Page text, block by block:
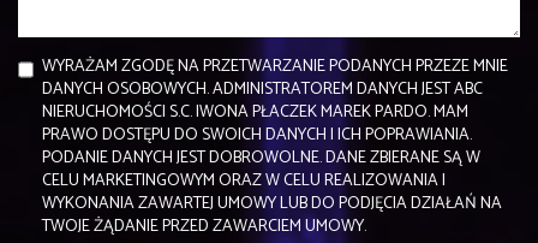
WYRAŻAM ZGODĘ NA PRZETWARZANIE PODANYCH PRZEZE MNIE
DANYCH OSOBOWYCH. ADMINISTRATOREM DANYCH JEST ABC
NIERUCHOMOŚCI S.C. IWONA PŁACZEK MAREK PARDO. MAM
PRAWO DOSTĘPU DO SWOICH DANYCH I ICH POPRAWIANIA.
PODANIE DANYCH JEST DOBROWOLNE. DANE ZBIERANE SĄ W
CELU MARKETINGOWYM ORAZ W CELU REALIZOWANIA I
WYKONANIA ZAWARTEJ UMOWY LUB DO PODJĘCIA DZIAŁAŃ NA
TWOJE ŻĄDANIE PRZED ZAWARCIEM UMOWY.